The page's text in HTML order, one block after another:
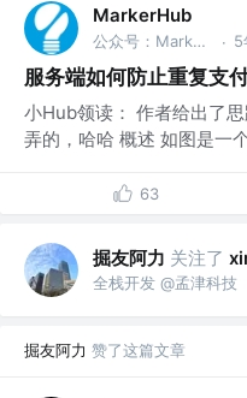
MarkerHub
公众号：MarkerHub · 5
服务端如何防止重复支
小Hub领读： 作者给出了
弄的，哈哈 概述 如图是一
63
掘友阿力 关注了
全栈开发 @孟津科技
掘友阿力 赞了这篇文章